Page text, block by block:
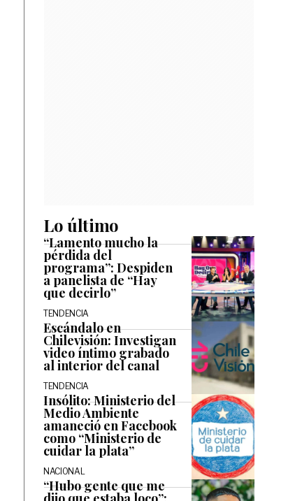
Lo último
“Lamento mucho la
pérdida del
programa”: Despiden
a panelista de “Hay
que decirlo”
TENDENCIA
Escándalo en
Chilevisión: Investigan
video íntimo grabado
al interior del canal
TENDENCIA
Insólito: Ministerio del
Medio Ambiente
amaneció en Facebook
como “Ministerio de
cuidar la plata”
NACIONAL
“Hubo gente que me